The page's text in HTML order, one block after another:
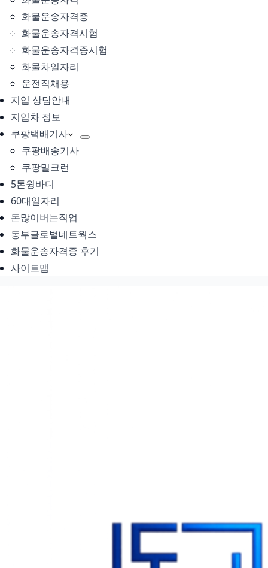
화물운송자격증
화물운송자격시험
화물운송자격증시험
화물차일자리
운전직채용
지입 상담안내
지입차 정보
쿠팡택배기사
쿠팡배송기사
쿠팡밀크런
5톤윙바디
60대일자리
돈많이버는직업
동부글로벌네트웍스
화물운송자격증 후기
사이트맵